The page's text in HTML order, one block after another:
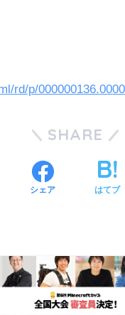
rd/p/
SHARE
シェア はてブ